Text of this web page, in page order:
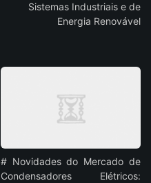
Sistemas Industriais e de
Energia Renovável
# Novidades do Mercado de
Condensadores Elétricos: